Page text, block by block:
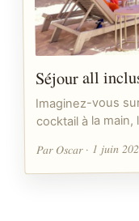
Séjour all
Imaginez-vous
cocktail à la
Par Oscar · 1 juin